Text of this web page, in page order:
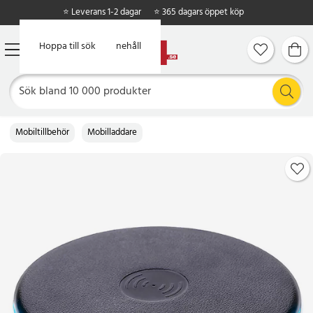
Hoppa till huvudinnehåll
Hoppa till sök
⭐ Leverans 1-2 dagar ⭐ 365 dagars öppet köp
Mobiltillbehör Mobilladdare